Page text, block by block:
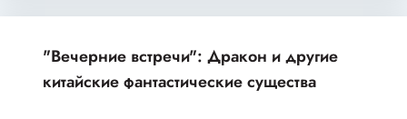
"Вечерние встречи": Дракон и другие
китайские фантастические существа